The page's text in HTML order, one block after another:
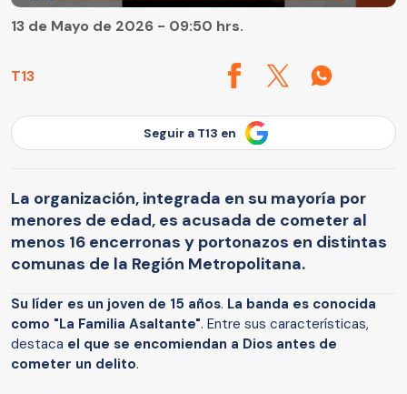
T13
13 de Mayo de 2026 - 09:50 hrs.
Seguir a T13 en
La organización, integrada en su mayoría por
menores de edad, es acusada de cometer al
menos 16 encerronas y portonazos en distintas
comunas de la Región Metropolitana.
Su líder es un joven de 15 años. La banda es conocida
como "La Familia Asaltante". Entre sus características,
destaca el que se encomiendan a Dios antes de
cometer un delito.